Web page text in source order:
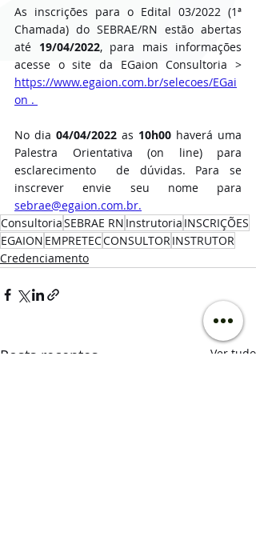
As inscrições para o Edital 03/2022 (1ª
Chamada) do SEBRAE/RN estão abertas
até 19/04/2022, para mais informações
https://www.egaion.com.br/selecoes/EGai
on .
No dia 04/04/2022 as 10h00 haverá uma
Palestra Orientativa (on line) para
esclarecimento  de dúvidas. Para se
sebrae@egaion.com.br.
ConsultoriaSEBRAE RN Instrutoria INSCRIÇÕES
EGAION EMPRETECCONSULTORINSTRUTOR
Credenciamento
Posts recentes Ver tudo